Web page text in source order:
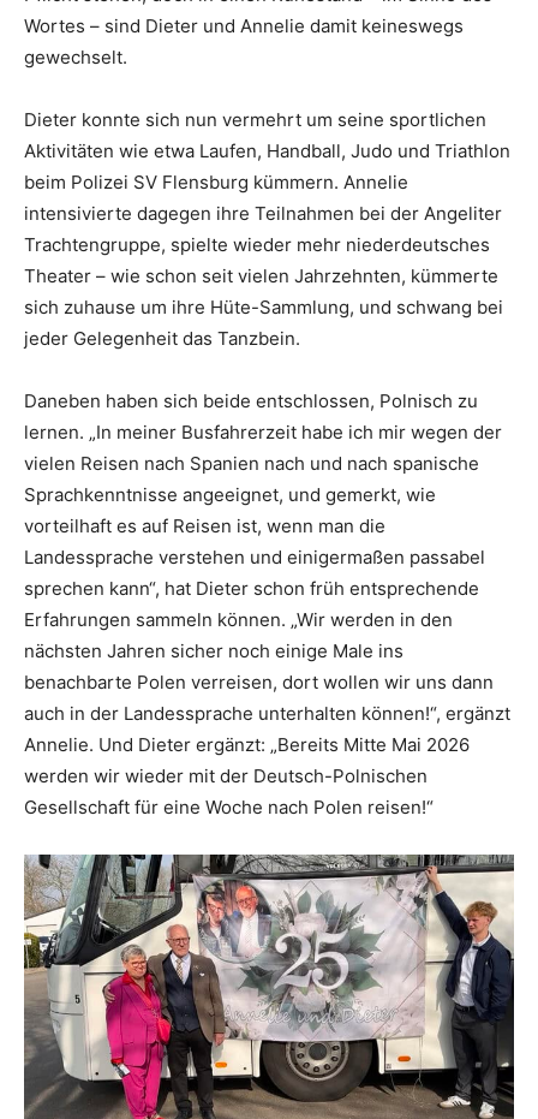
Wortes – sind Dieter und Annelie damit keineswegs
gewechselt.
Dieter konnte sich nun vermehrt um seine sportlichen
Aktivitäten wie etwa Laufen, Handball, Judo und Triathlon
beim Polizei SV Flensburg kümmern. Annelie
intensivierte dagegen ihre Teilnahmen bei der Angeliter
Trachtengruppe, spielte wieder mehr niederdeutsches
Theater – wie schon seit vielen Jahrzehnten, kümmerte
sich zuhause um ihre Hüte-Sammlung, und schwang bei
jeder Gelegenheit das Tanzbein.
Daneben haben sich beide entschlossen, Polnisch zu
lernen. „In meiner Busfahrerzeit habe ich mir wegen der
vielen Reisen nach Spanien nach und nach spanische
Sprachkenntnisse angeeignet, und gemerkt, wie
vorteilhaft es auf Reisen ist, wenn man die
Landessprache verstehen und einigermaßen passabel
sprechen kann“, hat Dieter schon früh entsprechende
Erfahrungen sammeln können. „Wir werden in den
nächsten Jahren sicher noch einige Male ins
benachbarte Polen verreisen, dort wollen wir uns dann
auch in der Landessprache unterhalten können!“, ergänzt
Annelie. Und Dieter ergänzt: „Bereits Mitte Mai 2026
werden wir wieder mit der Deutsch-Polnischen
Gesellschaft für eine Woche nach Polen reisen!“